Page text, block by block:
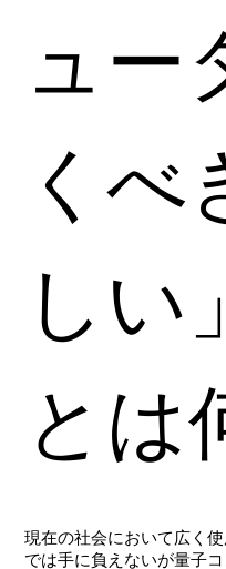
ュー
くべ
しい
とは
現在の社会において広く
では手に負えないが量子